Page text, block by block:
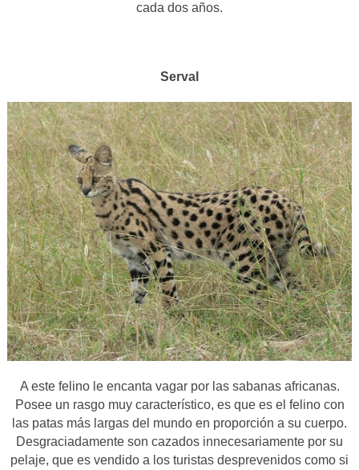
cada dos años.
Serval
A este felino le encanta vagar por las sabanas africanas.
Posee un rasgo muy característico, es que es el felino con
las patas más largas del mundo en proporción a su cuerpo.
Desgraciadamente son cazados innecesariamente por su
pelaje, que es vendido a los turistas desprevenidos como si